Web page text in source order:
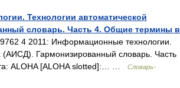
Технологии автоматической
словарь. Часть 4. Общие термины в
4 2011: Информационные технологии.
(АИСД). Гармонизированный словарь. Часть
ALOHA [ALOHA slotted]:… …
Словарь-